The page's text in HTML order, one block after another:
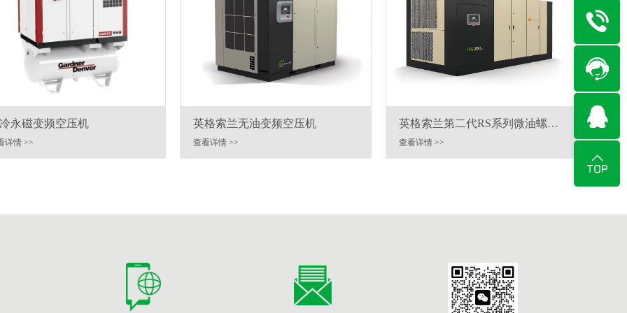
永磁变频空压机
详情 >>
英格索兰无油变频空压机
查看详情 >>
英格索兰第二代RS系列微油螺杆
式空气压缩机90-160kw
查看详情 >>